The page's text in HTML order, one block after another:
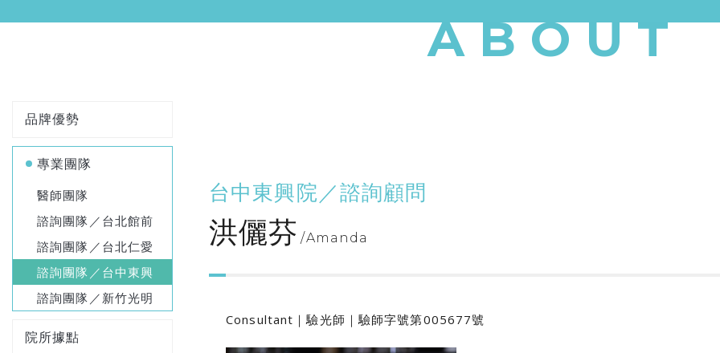
ABOUT
品牌優勢
專業團隊
醫師團隊
諮詢團隊／台北館前
諮詢團隊／台北仁愛
諮詢團隊／台中東興
諮詢團隊／新竹光明
院所據點
台中東興院／諮詢顧問
洪儷芬 Amanda
Consultant｜驗光師｜驗師字號第005677號